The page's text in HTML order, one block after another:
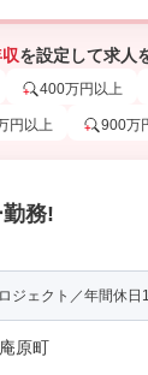
を設定して求人
400万円以上
円以上 900万
務!
ジェクト／年間休
原町